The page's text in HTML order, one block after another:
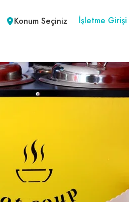
Konum Seçiniz İşletme Girişi